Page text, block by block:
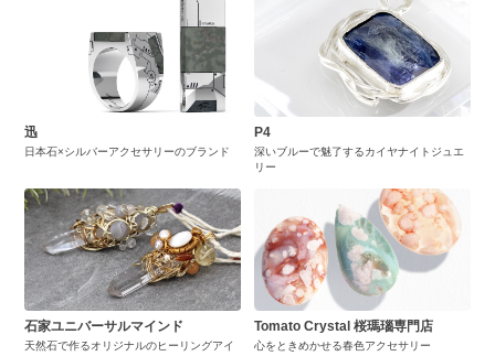
迅
日本石×シルバーアクセサリーのブランド
P4
深いブルーで魅了するカイヤナイトジュエ
リー
石家ユニバーサルマインド
天然石で作るオリジナルのヒーリングアイ
Tomato Crystal 桜瑪瑙専門店
心をときめかせる春色アクセサリー